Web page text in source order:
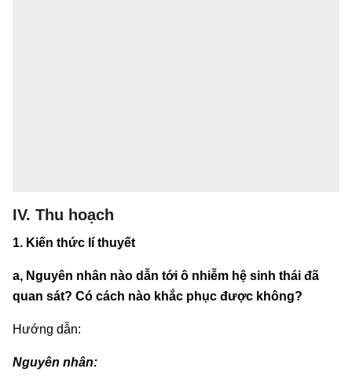
IV. Thu hoạch
1. Kiến thức lí thuyết
a, Nguyên nhân nào dẫn tới ô nhiễm hệ sinh thái đã
quan sát? Có cách nào khắc phục được không?
Hướng dẫn:
Nguyên nhân: